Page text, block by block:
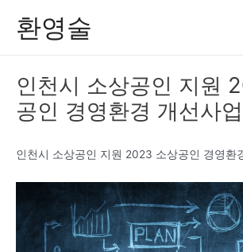
환영술
인천시 소상공인 지원
공인 경영환경 개선사업
인천시 소상공인 지원 2023 소상공인 경영환